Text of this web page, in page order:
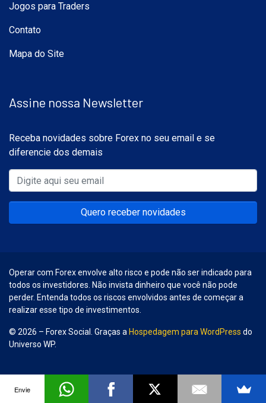
Jogos para Traders
Contato
Mapa do Site
Assine nossa Newsletter
Receba novidades sobre Forex no seu email e se
diferencie dos demais
Quero receber novidades
Operar com Forex envolve alto risco e pode não ser indicado para
todos os investidores. Não invista dinheiro que você não pode
perder. Entenda todos os riscos envolvidos antes de começar a
realizar esse tipo de investimentos.
© 2026 – Forex Social. Graças a Hospedagem para WordPress do
Universo WP.
Envie